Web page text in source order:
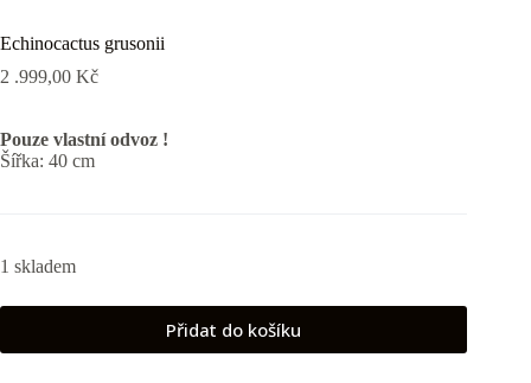
Echinocactus grusonii
2 .999,00 Kč
Pouze vlastní odvoz !
Šířka: 40 cm
1 skladem
Přidat do košíku